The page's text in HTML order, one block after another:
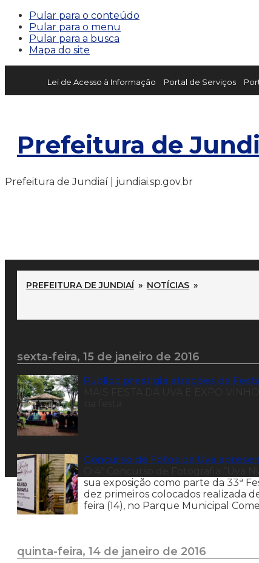
Pular para o conteúdo
Pular para o menu
Pular para a busca
Mapa do site
Lei de Acesso à Informação Portal de Serviços
Prefeitura de
Prefeitura de Jundiaí | jundiai.sp.gov.br
PREFEITURA DE JUNDIAÍ » NOTÍCIAS »
sexta-feira, 15 de janeiro de 2016
Público prestigia atrações da
Concurso de Fotos da Uva
sua exposição como parte da 33ª
dez primeiros colocados realizada
feira (14), no Parque Municipal
quinta-feira, 14 de janeiro de 2016